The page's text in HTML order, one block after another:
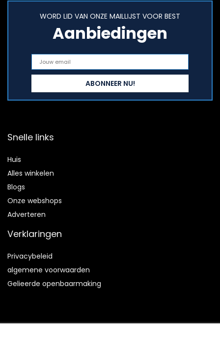
WORD LID VAN ONZE MAILLIJST VOOR BEST
Aanbiedingen
Snelle links
Huis
Alles winkelen
Blogs
Onze webshops
Adverteren
Verklaringen
Privacybeleid
algemene voorwaarden
Gelieerde openbaarmaking